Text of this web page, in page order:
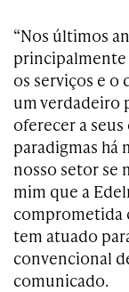
“Nos últimos
os serviços e
um verdadeiro
oferecer a
paradigmas há
nosso setor se
mim que a
comprometida
tem atuado
convencional
comunicado.